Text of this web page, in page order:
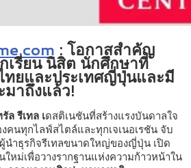
: โอกาสสำคัญ
เรียน นิสิต นักศึกษาที่
ทยและประเทศญี่ปุ่นและมี
มาถึงแล้ว!
ล รีเทล เดสติเนชันที่สร้างแรงบันดาลใจ
คนทุกไลฟ์สไตล์และทุกเจเนอเรชัน จับ
ผู้นำธุรกิจรีเทลขนาดใหญ่ของญี่ปุ่น เปิด
หม่เพื่อวางรากฐานแห่งความก้าวหน้าใน